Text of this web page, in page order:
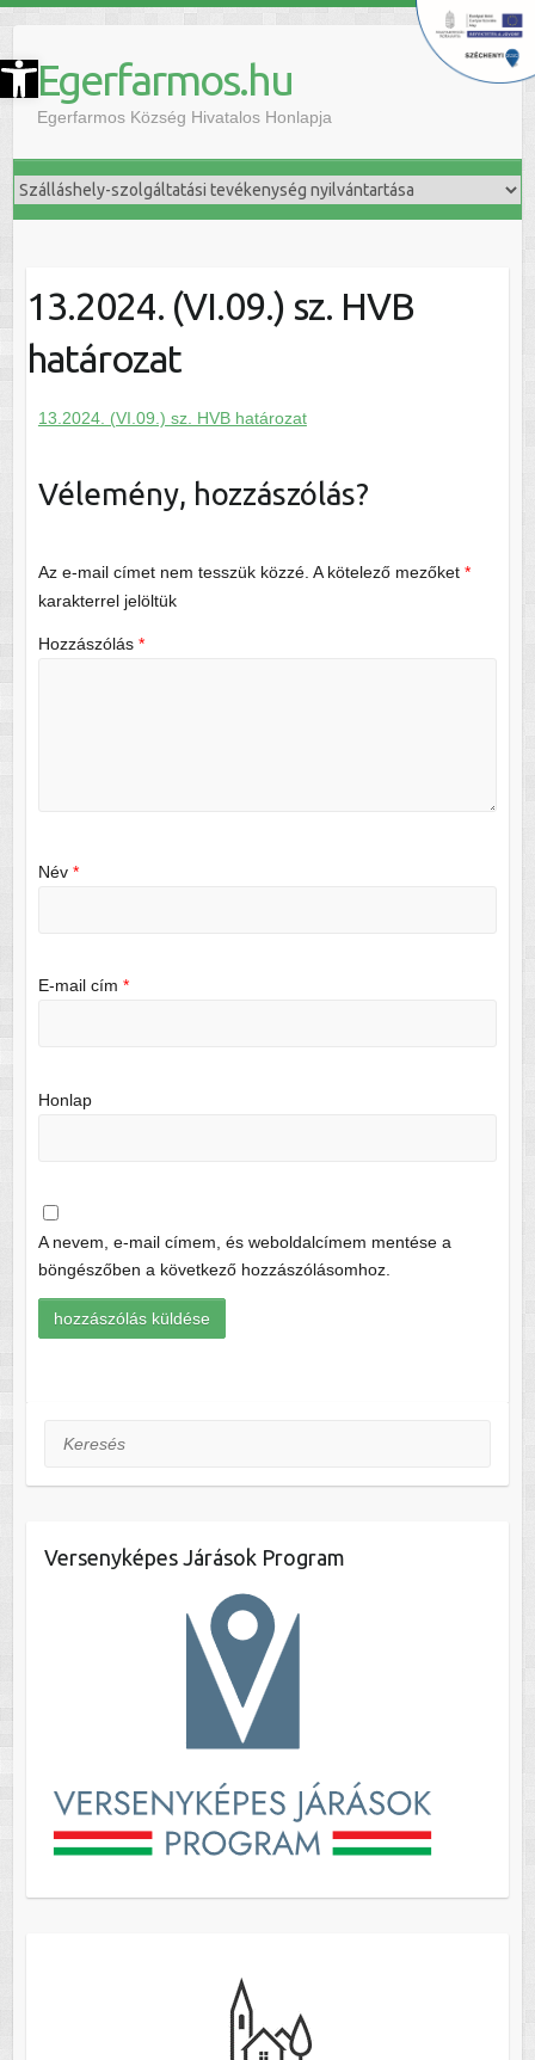
Eszköztár megnyitása Egerfarmos.hu
Egerfarmos Község Hivatalos Honlapja
13.2024. (VI.09.) sz. HVB
határozat
13.2024. (VI.09.) sz. HVB határozat
Vélemény, hozzászólás?
Az e-mail címet nem tesszük közzé. A kötelező mezőket *
karakterrel jelöltük
Hozzászólás *
Név *
E-mail cím *
Honlap
A nevem, e-mail címem, és weboldalcímem mentése a
böngészőben a következő hozzászólásomhoz.
Keresés
Versenyképes Járások Program